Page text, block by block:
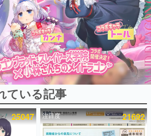
プ
れている記事ランキング
ている記事
25047 注目度 21692